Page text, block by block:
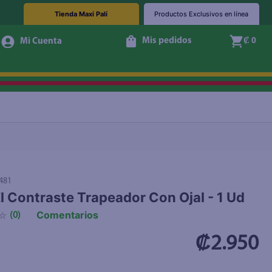
Tienda Maxi Palí Productos Exclusivos en línea
Mis pedidos ₡ 0
Contraste Trapeador Con Ojal - 1 Ud
☆ (0) Comentarios
₡2.950